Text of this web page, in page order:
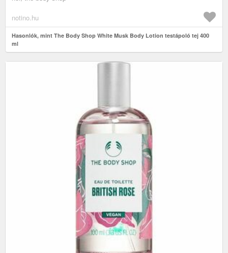
notino.hu
Hasonlók, mint The Body Shop White Musk Body Lotion testápoló tej 400
ml